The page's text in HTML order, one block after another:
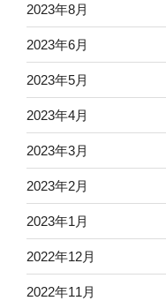
2023年8月
2023年6月
2023年5月
2023年4月
2023年3月
2023年2月
2023年1月
2022年12月
2022年11月